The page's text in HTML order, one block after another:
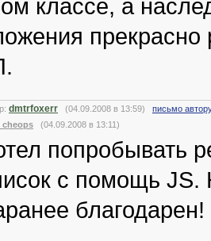
классе, а
dmtrfoxerr (04.09.2008 в 13:59) письмо
cheops (04.09.2008 в 13:11)
попробывать
с помощь JS.
благодарен!